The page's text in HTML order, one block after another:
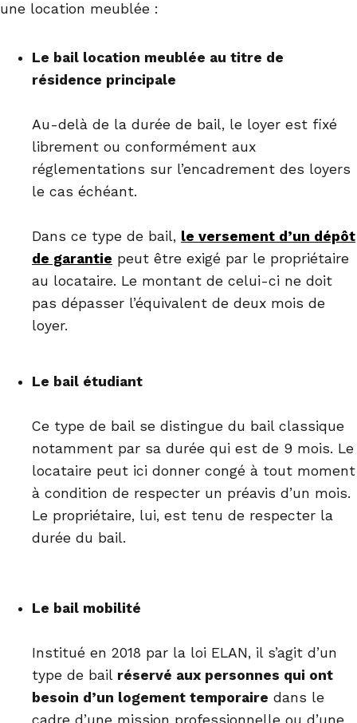
une location meublée :
Le bail location meublée au titre de
résidence principale
Au-delà de la durée de bail, le loyer est fixé
librement ou conformément aux
réglementations sur l’encadrement des loyers
le cas échéant.
Dans ce type de bail, le versement d’un dépôt
de garantie peut être exigé par le propriétaire
au locataire. Le montant de celui-ci ne doit
pas dépasser l’équivalent de deux mois de
loyer.
Le bail étudiant
Ce type de bail se distingue du bail classique
notamment par sa durée qui est de 9 mois. Le
locataire peut ici donner congé à tout moment
à condition de respecter un préavis d’un mois.
Le propriétaire, lui, est tenu de respecter la
durée du bail.
Le bail mobilité
Institué en 2018 par la loi ELAN, il s’agit d’un
type de bail réservé aux personnes qui ont
besoin d’un logement temporaire dans le